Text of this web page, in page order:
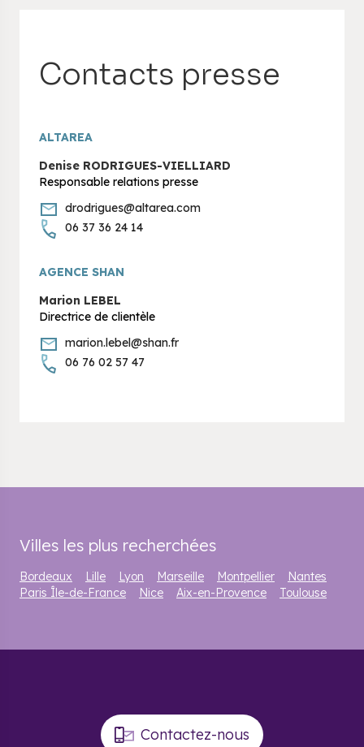
Contacts presse
ALTAREA
Denise RODRIGUES-VIELLIARD
Responsable relations presse
drodrigues@altarea.com
06 37 36 24 14
AGENCE SHAN
Marion LEBEL
Directrice de clientèle
marion.lebel@shan.fr
06 76 02 57 47
Villes les plus recherchées
Bordeaux Lille Lyon Marseille Montpellier
Nantes
Paris Île-de-France
Nice Aix-en-Provence Toulouse
Contactez-nous